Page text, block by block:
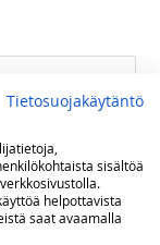
Tietosuojakäytäntö
sisältöä
helpottavista
saat avaamalla